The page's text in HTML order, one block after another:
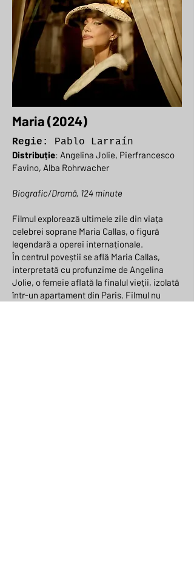
Maria (2024)
Regie: Pablo Larraín
Distribuție: Angelina Jolie, Pierfrancesco
Favino, Alba Rohrwacher
Biografic/Dramă, 124 minute
Filmul explorează ultimele zile din viața
celebrei soprane Maria Callas, o figură
legendară a operei internaționale.
În centrul poveștii se află Maria Callas,
interpretată cu profunzime de Angelina
Jolie, o femeie aflată la finalul vieții, izolată
într-un apartament din Paris. Filmul nu